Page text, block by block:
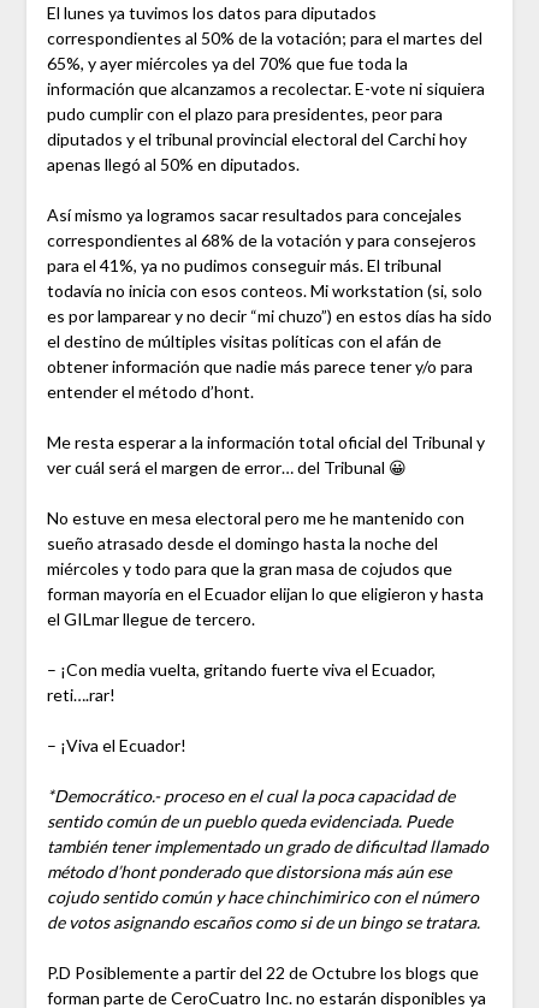
El lunes ya tuvimos los datos para diputados
correspondientes al 50% de la votación; para el martes del
65%, y ayer miércoles ya del 70% que fue toda la
información que alcanzamos a recolectar. E-vote ni siquiera
pudo cumplir con el plazo para presidentes, peor para
diputados y el tribunal provincial electoral del Carchi hoy
apenas llegó al 50% en diputados.
Así mismo ya logramos sacar resultados para concejales
correspondientes al 68% de la votación y para consejeros
para el 41%, ya no pudimos conseguir más. El tribunal
todavía no inicia con esos conteos. Mi workstation (si, solo
es por lamparear y no decir “mi chuzo”) en estos días ha sido
el destino de múltiples visitas políticas con el afán de
obtener información que nadie más parece tener y/o para
entender el método d’hont.
Me resta esperar a la información total oficial del Tribunal y
ver cuál será el margen de error… del Tribunal 😀
No estuve en mesa electoral pero me he mantenido con
sueño atrasado desde el domingo hasta la noche del
miércoles y todo para que la gran masa de cojudos que
forman mayoría en el Ecuador elijan lo que eligieron y hasta
el GILmar llegue de tercero.
– ¡Con media vuelta, gritando fuerte viva el Ecuador,
reti….rar!
– ¡Viva el Ecuador!
*Democrático.- proceso en el cual la poca capacidad de
sentido común de un pueblo queda evidenciada. Puede
también tener implementado un grado de dificultad llamado
método d’hont ponderado que distorsiona más aún ese
cojudo sentido común y hace chinchimirico con el número
de votos asignando escaños como si de un bingo se tratara.
P.D Posiblemente a partir del 22 de Octubre los blogs que
forman parte de CeroCuatro Inc. no estarán disponibles ya